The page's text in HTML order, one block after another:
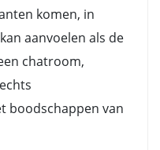
komen, in
aanvoelen als de
chatroom,
boodschappen van